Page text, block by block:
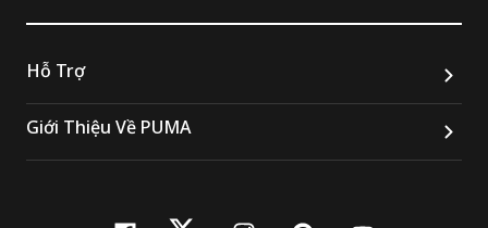
Hỗ Trợ
Giới Thiệu Về PUMA